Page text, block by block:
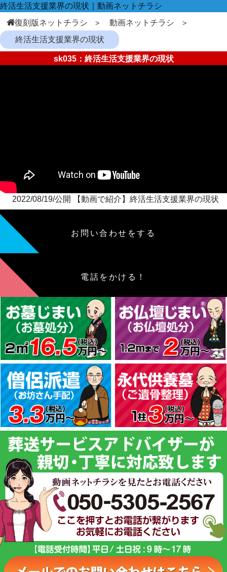
終活生活支援業界の現状｜動画ネットチラシ
復刻版ネットチラシ
動画ネットチラシ
終活生活支援業界の現状
sk035：終活生活支援業界の現状
2022/08/19/公開 【動画で紹介】終活生活支援業界の現状
お問い合わせをする
電話をかける！